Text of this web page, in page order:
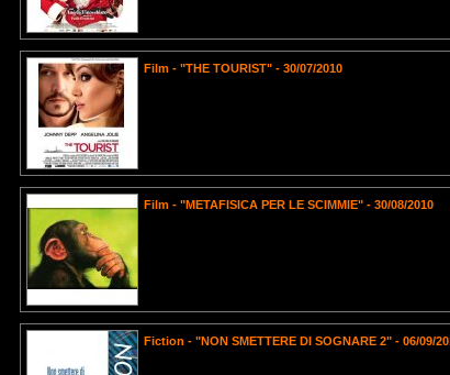
Film - "THE TOURIST" - 30/07/2010
Film - "METAFISICA PER LE SCIMMIE" - 30/08/2010
Fiction - "NON SMETTERE DI SOGNARE 2" - 06/09/